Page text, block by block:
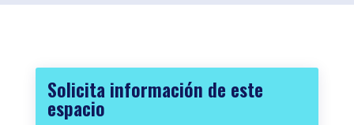
Solicita información de este
espacio